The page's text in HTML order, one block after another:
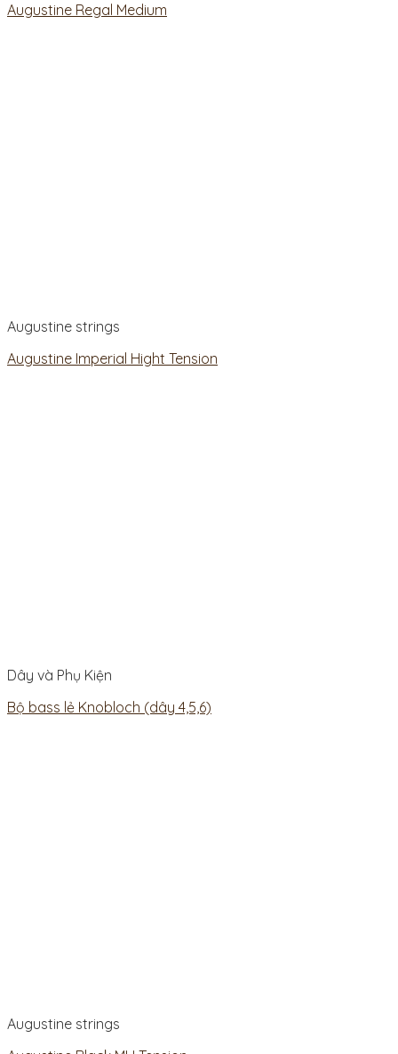
Augustine Regal Medium
Augustine strings
Augustine Imperial Hight Tension
Dây và Phụ Kiện
Bộ bass lẻ Knobloch (dây 4,5,6)
Augustine strings